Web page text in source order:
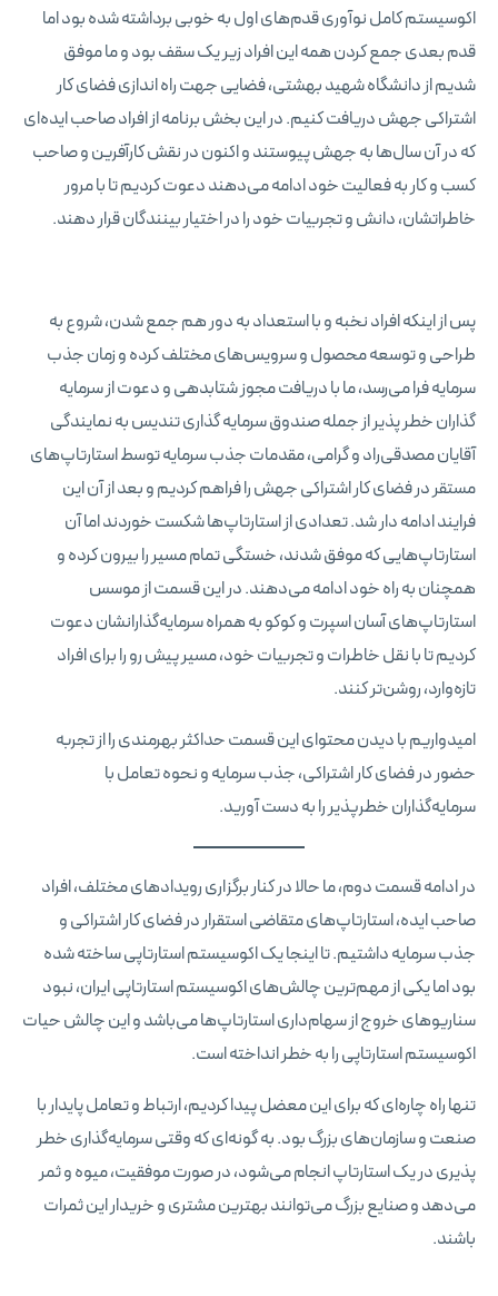
اکوسیستم کامل نوآوری قدم‌های اول به خوبی برداشته شده بود اما
قدم بعدی جمع کردن همه این افراد زیر یک سقف بود و ما موفق
شدیم از دانشگاه شهید بهشتی، فضایی جهت راه اندازی فضای کار
اشتراکی جهش دریافت کنیم. در این بخش برنامه از افراد صاحب ایده‌ای
که در آن‌ سال‌ها به جهش پیوستند و اکنون در نقش کارآفرین و صاحب
کسب و کار به فعالیت خود ادامه‌ می‌دهند دعوت کردیم تا با مرور
خاطراتشان، دانش و تجربیات خود را در اختیار بینندگان قرار دهند.
پس از اینکه افراد نخبه و با استعداد به دور هم جمع شدن، شروع به
طراحی و توسعه محصول و سرویس‌های مختلف کرده و زمان جذب
سرمایه فرا می‌رسد، ما با دریافت مجوز شتابدهی و دعوت از سرمایه
گذاران خطر پذیر از جمله صندوق سرمایه گذاری تندیس به نمایندگی
آقایان مصدقی‌راد و گرامی، مقدمات جذب سرمایه توسط استارتاپ‌های
مستقر در فضای کار اشتراکی جهش را فراهم کردیم و بعد از آن این
فرایند ادامه دار شد. تعدادی از استارتاپ‌ها شکست خوردند اما آن
استارتاپ‌هایی که موفق شدند، خستگی تمام مسیر را بیرون کرده و
همچنان به راه خود ادامه می‌دهند. در این قسمت از موسس‌
استارتاپ‌های آسان اسپرت و کوکو به همراه سرمایه‌گذارانشان دعوت
کردیم تا با نقل خاطرات و تجربیات خود، مسیر پیش رو را برای افراد
تازه‌وارد، روشن‌تر کنند.
امیدواریم با دیدن محتوای این قسمت حداکثر بهرمندی را از تجربه
حضور در فضای کار اشتراکی، جذب سرمایه و نحوه تعامل با
سرمایه‌گذاران خطرپذیر را به دست آورید.
در ادامه قسمت دوم، ما حالا در کنار برگزاری رویدادهای مختلف، افراد
صاحب ایده، استارتاپ‌های متقاضی استقرار در فضای کار اشتراکی و
جذب سرمایه داشتیم. تا اینجا یک اکوسیستم استارتاپی ساخته شده
بود اما یکی از مهم‌ترین چالش‌های اکوسیستم استارتاپی ایران، نبود
سناریوهای خروج از سهام‌داری استارتاپ‌ها می‌باشد و این چالش حیات
اکوسیستم استارتاپی را به خطر انداخته است.
تنها راه چاره‌ای که برای این معضل پیدا کردیم، ارتباط و تعامل پایدار با
صنعت و سازمان‌های بزرگ بود. به گونه‌ای که وقتی سرمایه‌گذاری خطر
پذیری در یک استارتاپ انجام می‌شود، در صورت موفقیت، میوه و ثمر
می‌دهد و صنایع بزرگ می‌توانند بهترین مشتری و خریدار این ثمرات
باشند.